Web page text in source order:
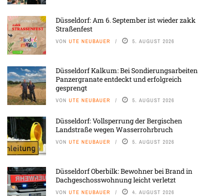
Düsseldorf: Am 6. September ist wieder zakk
Straßenfest
VON UTE NEUBAUER 5. AUGUST 2026
Düsseldorf Kalkum: Bei Sondierungsarbeiten
Panzergranate entdeckt und erfolgreich
gesprengt
VON UTE NEUBAUER 5. AUGUST 2026
Düsseldorf: Vollsperrung der Bergischen
Landstraße wegen Wasserrohrbruch
VON UTE NEUBAUER 5. AUGUST 2026
Düsseldorf Oberbilk: Bewohner bei Brand in
Dachgeschosswohnung leicht verletzt
VON UTE NEUBAUER 4. AUGUST 2026